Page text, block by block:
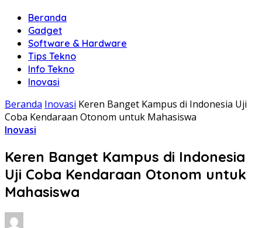
Beranda
Gadget
Software & Hardware
Tips Tekno
Info Tekno
Inovasi
Beranda Inovasi Keren Banget Kampus di Indonesia Uji
Coba Kendaraan Otonom untuk Mahasiswa
Inovasi
Keren Banget Kampus di Indonesia
Uji Coba Kendaraan Otonom untuk
Mahasiswa